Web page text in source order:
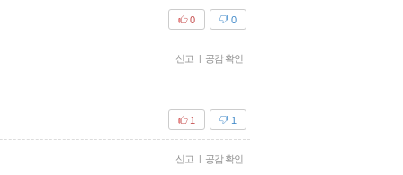
0
0
신고 | 공감 확인
1
1
신고 | 공감 확인